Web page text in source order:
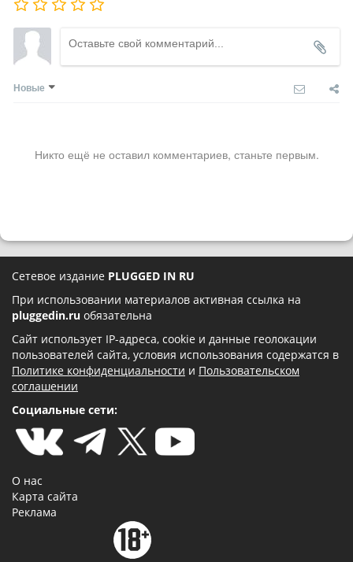
Новые
Никто ещё не оставил комментариев, станьте первым.
Сетевое издание PLUGGED IN RU
При использовании материалов активная ссылка на
pluggedin.ru обязательна
Сайт использует IP-адреса, cookie и данные геолокации
пользователей сайта, условия использования содержатся в
Политике конфиденциальности и Пользовательском
соглашении
Социальные сети:
О нас
Карта сайта
Реклама